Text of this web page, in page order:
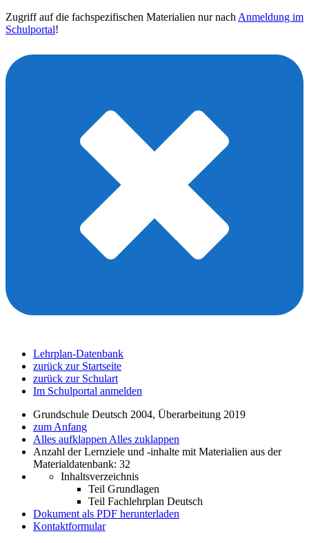
Zugriff auf die fachspezifischen Materialien nur nach Anmeldung im
Schulportal!
Lehrplan-Datenbank
zurück zur Startseite
zurück zur Schulart
Im Schulportal anmelden
Grundschule Deutsch 2004, Überarbeitung 2019
zum Anfang
Alles aufklappen Alles zuklappen
Anzahl der Lernziele und -inhalte mit Materialien aus der
Materialdatenbank: 32
Inhaltsverzeichnis
Teil Grundlagen
Teil Fachlehrplan Deutsch
Dokument als PDF herunterladen
Kontaktformular